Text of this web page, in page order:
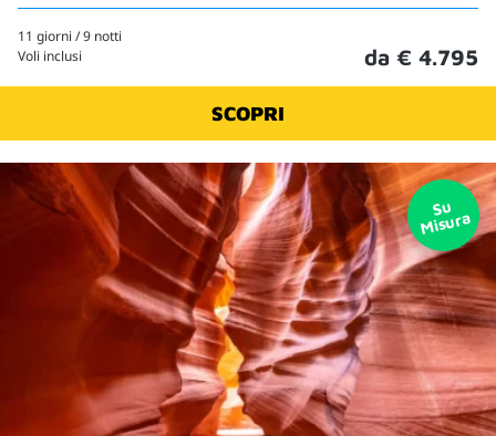
11 giorni / 9 notti
Voli inclusi
da € 4.795
SCOPRI